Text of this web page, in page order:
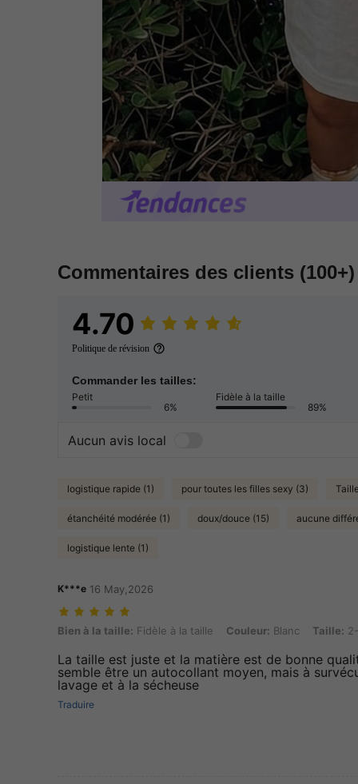
Commentaires des clients (100+)
4.70
Politique de révision
Commander les tailles:
Petit
6%
Fidèle à la taille
89%
Aucun avis local
logistique rapide (1) pour toutes les filles sexy (3)
étanchéité modérée (1) doux/douce (15) aucune
logistique lente (1)
K***e 16 May,2026
Bien à la taille: Fidèle à la taille, Couleur: Blanc, Taille: 2-3Y
Bien à la taille: Fidèle à la taille Couleur: Blanc Taille:
La taille est juste et la matière est de bonne
semble être un autocollant moyen, mais à
lavage et à la sécheuse
Traduire